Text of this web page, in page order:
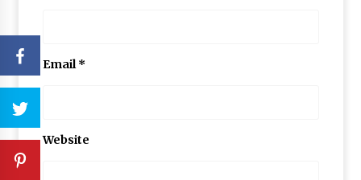
Email*
Website